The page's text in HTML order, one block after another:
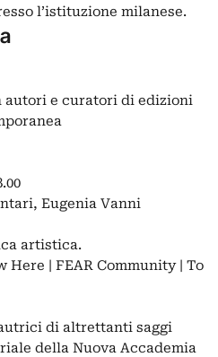
l’istituzione milanese.
autori e curatori di edizioni
Eugenia Vanni
artistica.
Here | FEAR Community | To
di altrettanti saggi
della Nuova Accademia